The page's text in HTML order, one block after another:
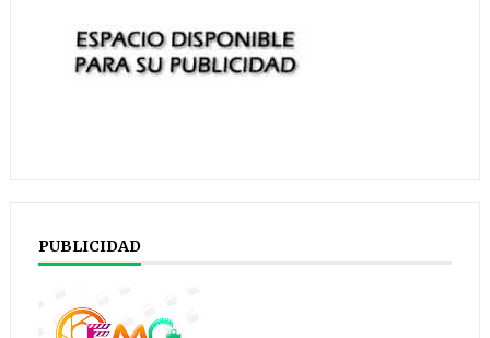
PUBLICIDAD